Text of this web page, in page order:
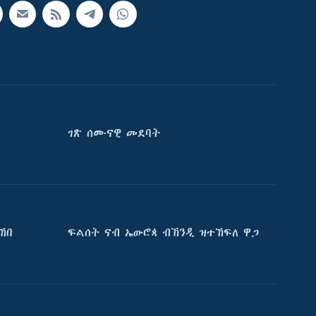
ገጽ ሰሙናዊ መደባት
ፍልሰት ናብ ኤውሮጳ ብኽንዲ ዝተኸፍለ ዋጋ